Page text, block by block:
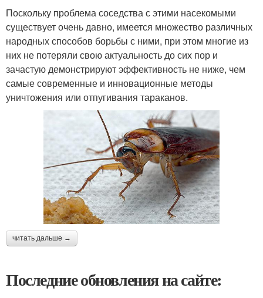
Поскольку проблема соседства с этими насекомыми
существует очень давно, имеется множество различных
народных способов борьбы с ними, при этом многие из
них не потеряли свою актуальность до сих пор и
зачастую демонстрируют эффективность не ниже, чем
самые современные и инновационные методы
уничтожения или отпугивания тараканов.
читать дальше →
Последние обновления на сайте: